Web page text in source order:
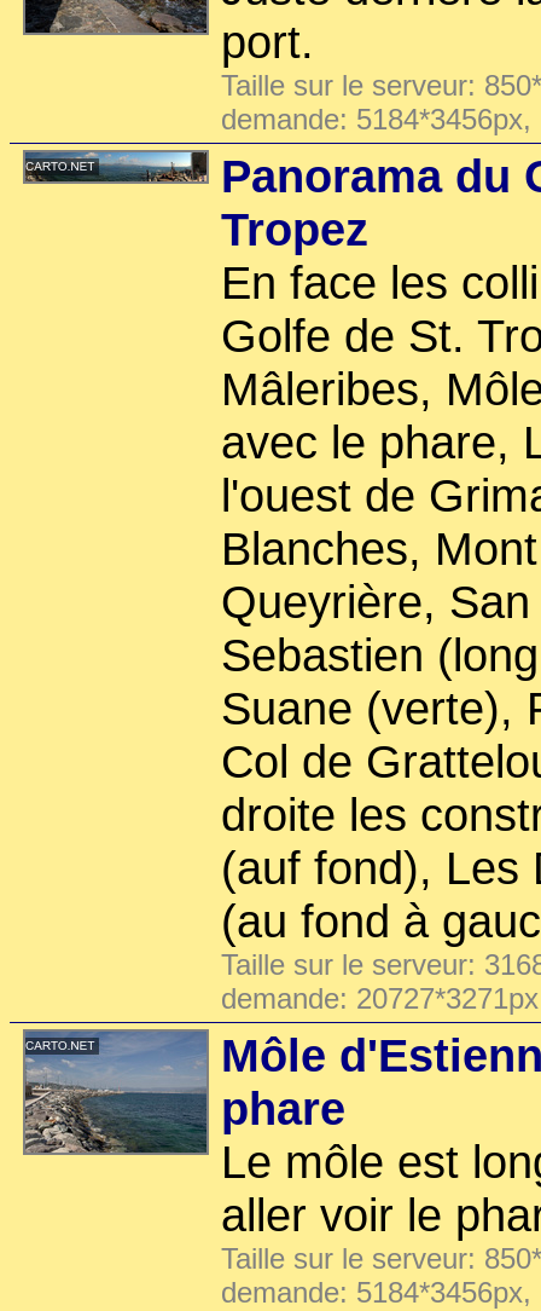
port.
Taille sur le serveur:
demande:
Panorama du
Tropez
En face les
Golfe de St.
Mâleribes,
avec le phare,
l'ouest de
Blanches,
Queyrière,
Sebastien
Suane (verte),
Col de
droite les
(auf fond), Les
(au fond à
Taille sur le serveur:
demande:
Môle
phare
Le môle est
aller voir le
Taille sur le serveur:
demande: